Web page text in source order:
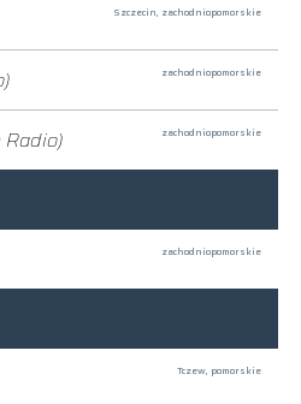
Szczecin, zachodniopomorskie
zachodniopomorskie
Radio) zachodniopomorskie
zachodniopomorskie
Tczew, pomorskie